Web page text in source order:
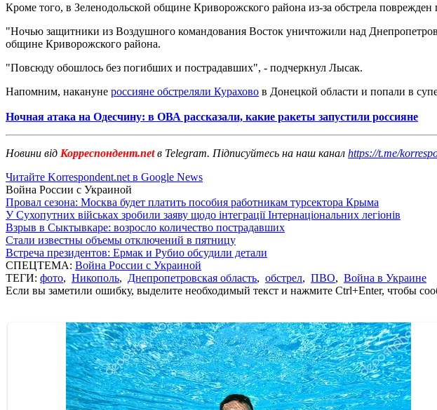
Кроме того, в Зеленодольской общине Криворожского района из-за обстрела поврежден
"Ночью защитники из Воздушного командования Восток уничтожили над
общине Криворожского района.
"Повсюду обошлось без погибших и пострадавших", - подчеркнул Лысак.
Напомним, накануне россияне обстреляли Курахово в Донецкой области и попали в
Ночная атака на Одесчину: в ОВА рассказали, какие ракеты запустили россияне
Новини від Корреспондент.netв Telegram. Підписуйтесь на наш канал https://t.me/
Читайте Korrespondent.net в Google News
Война России с Украиной
Провал сезона: Москва будет платить пособия работникам турсектора Крыма
У Сухопутних військах зробили заяву щодо інтеграції Інтернаціональних легіонів
Взрыв в Сыктывкаре: возросло количество пострадавших
Стали известны объемы отключений в пятницу
Встреча президентов: Ермак и Рубио обсудили детали
СПЕЦТЕМА: Война России с Украиной
ТЕГИ: фото, Никополь, Днепропетровская область, обстрел, ПВО, Война в Украине
Если вы заметили ошибку, выделите необходимый текст и нажмите Ctrl+Enter, чтобы